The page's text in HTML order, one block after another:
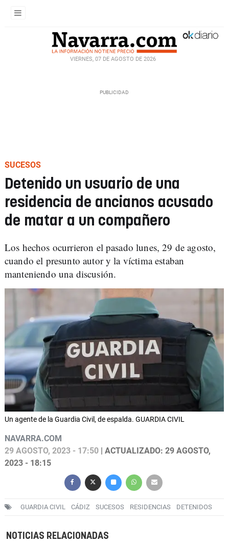
VIERNES, 07 DE AGOSTO DE 2026
SUCESOS
Detenido un usuario de una
residencia de ancianos acusado
de matar a un compañero
Los hechos ocurrieron el pasado lunes, 29 de agosto,
cuando el presunto autor y la víctima estaban
manteniendo una discusión.
Un agente de la Guardia Civil, de espalda. GUARDIA CIVIL
NAVARRA.COM
29 AGOSTO, 2023 - 17:50 | ACTUALIZADO: 29 AGOSTO,
2023 - 18:15
GUARDIA CIVIL CÁDIZ SUCESOS RESIDENCIAS DETENIDOS
NOTICIAS RELACIONADAS